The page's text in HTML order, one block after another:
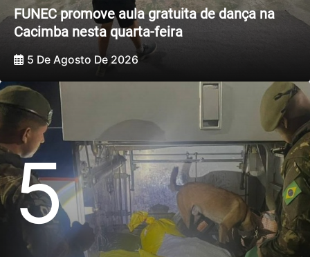
FUNEC promove aula gratuita de dança na
Cacimba nesta quarta-feira
5 De Agosto De 2026
5